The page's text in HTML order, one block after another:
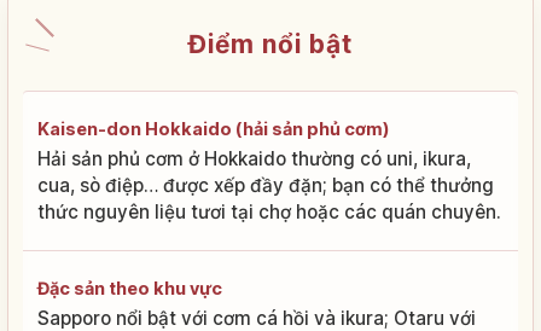
Điểm nổi bật
Kaisen-don Hokkaido (hải sản phủ cơm)
Hải sản phủ cơm ở Hokkaido thường có uni, ikura,
cua, sò điệp… được xếp đầy đặn; bạn có thể thưởng
thức nguyên liệu tươi tại chợ hoặc các quán chuyên.
Đặc sản theo khu vực
Sapporo nổi bật với cơm cá hồi và ikura; Otaru với